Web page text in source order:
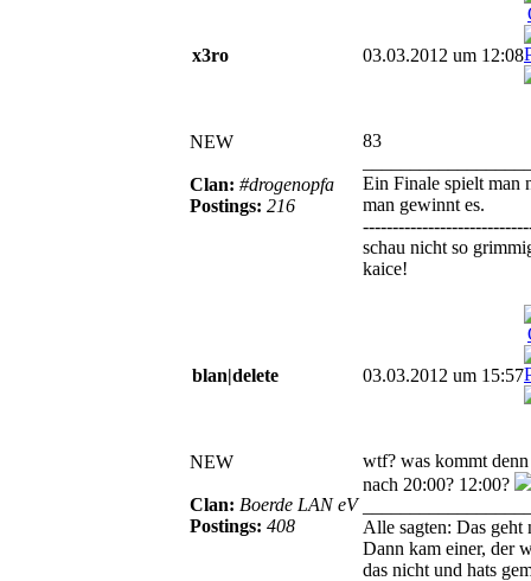
x3ro 03.03.2012 um 12:08
NEW
Clan: #drogenopfa
Postings: 216
83
Ein Finale spielt man
man gewinnt es.
schau nicht so
kaice!
blan|delete 03.03.2012 um 15:57
NEW
Clan: Boerde LAN eV
Postings: 408
wtf? was kommt denn
nach 20:00? 12:00?
Alle sagten: Das geht
Dann kam einer, der
das nicht und hats